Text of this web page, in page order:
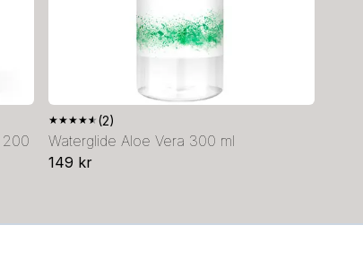
200
★★★★★ (2)
Waterglide Aloe Vera 300 ml
149 kr